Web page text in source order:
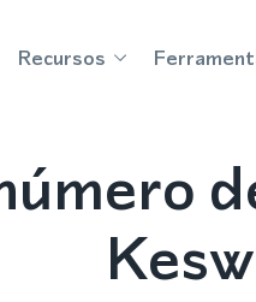
Recursos